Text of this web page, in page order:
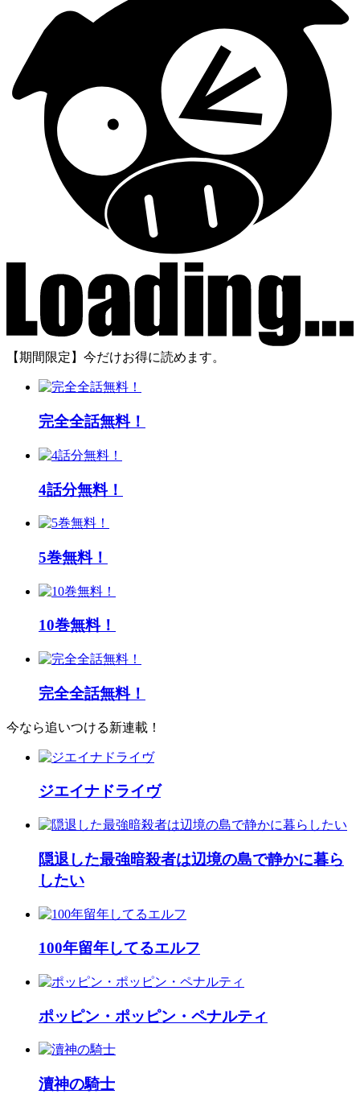
【期間限定】今だけお得に読めます。
完全全話無料！
4話分無料！
5巻無料！
10巻無料！
完全全話無料！
今なら追いつける新連載！
ジエイナドライヴ
隠退した最強暗殺者は辺境の島で静かに暮ら
したい
100年留年してるエルフ
ポッピン・ポッピン・ペナルティ
瀆神の騎士